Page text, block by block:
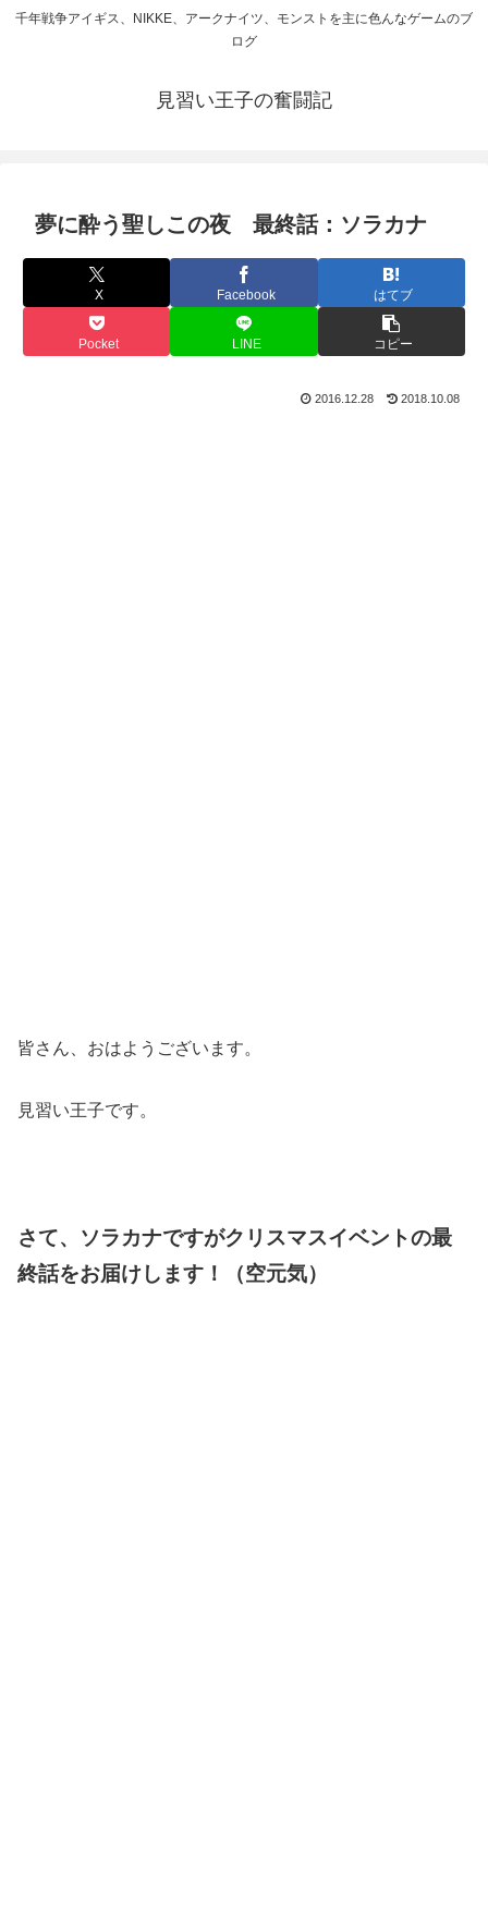
千年戦争アイギス、NIKKE、アークナイツ、モンストを主に色んなゲームのブ
ログ
見習い王子の奮闘記
夢に酔う聖しこの夜 最終話：ソラカナ
X Facebook はてブ
Pocket LINE コピー
2016.12.28 2018.10.08
皆さん、おはようございます。
見習い王子です。
さて、ソラカナですがクリスマスイベントの最
終話をお届けします！（空元気）